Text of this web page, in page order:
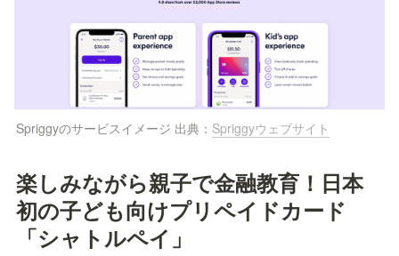
Spriggyのサービスイメージ 出典： Spriggyウェブサイト
楽しみながら親子で金融教育！日本
初の子ども向けプリペイドカード
「シャトルペイ」